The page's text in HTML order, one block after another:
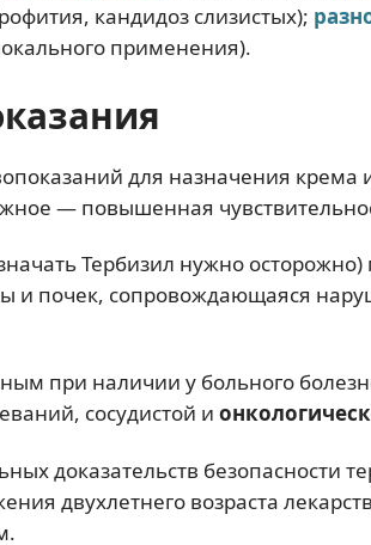
кандидоз слизистых);
применения).
для назначения крема
— повышенная
Тербизил нужно
и почек, сопровождающаяся
при наличии у больного
сосудистой и
доказательств безопасности
двухлетнего возраста